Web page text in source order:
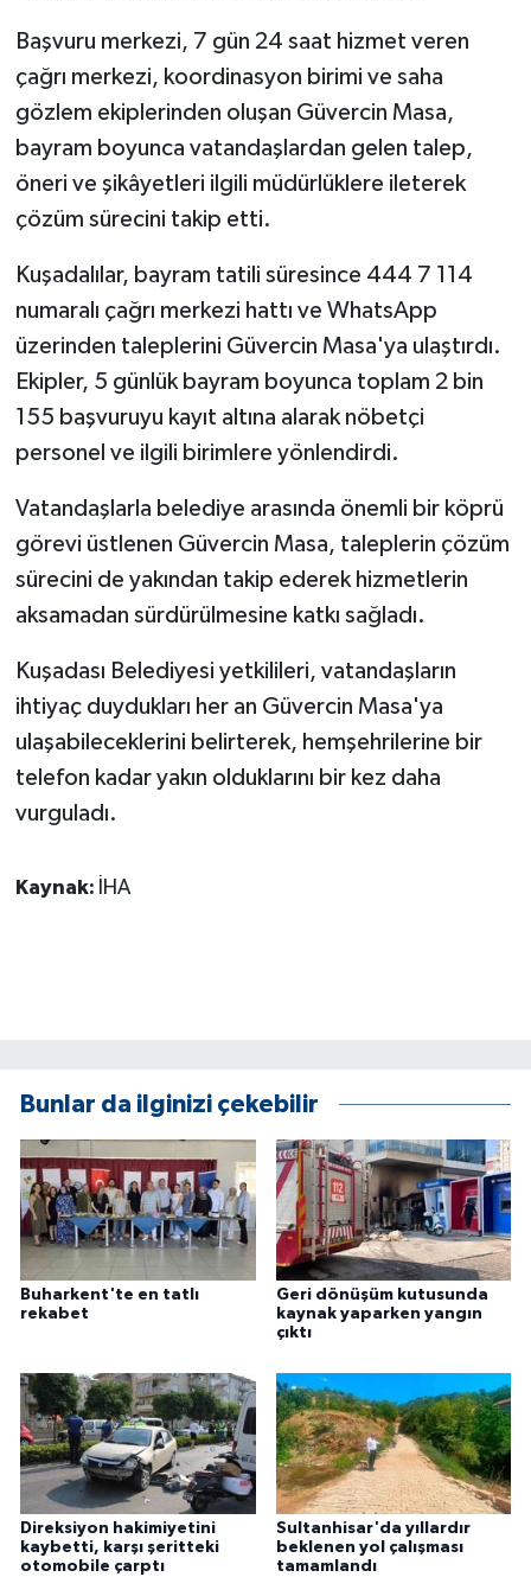
Başvuru merkezi, 7 gün 24 saat hizmet veren
çağrı merkezi, koordinasyon birimi ve saha
gözlem ekiplerinden oluşan Güvercin Masa,
bayram boyunca vatandaşlardan gelen talep,
öneri ve şikâyetleri ilgili müdürlüklere ileterek
çözüm sürecini takip etti.
Kuşadalılar, bayram tatili süresince 444 7 114
numaralı çağrı merkezi hattı ve WhatsApp
üzerinden taleplerini Güvercin Masa'ya ulaştırdı.
Ekipler, 5 günlük bayram boyunca toplam 2 bin
155 başvuruyu kayıt altına alarak nöbetçi
personel ve ilgili birimlere yönlendirdi.
Vatandaşlarla belediye arasında önemli bir köprü
görevi üstlenen Güvercin Masa, taleplerin çözüm
sürecini de yakından takip ederek hizmetlerin
aksamadan sürdürülmesine katkı sağladı.
Kuşadası Belediyesi yetkilileri, vatandaşların
ihtiyaç duydukları her an Güvercin Masa'ya
ulaşabileceklerini belirterek, hemşehrilerine bir
telefon kadar yakın olduklarını bir kez daha
vurguladı.
Kaynak: İHA
Bunlar da ilginizi çekebilir
Buharkent'te en tatlı
rekabet
Geri dönüşüm kutusunda
kaynak yaparken yangın
çıktı
Direksiyon hakimiyetini
kaybetti, karşı şeritteki
otomobile çarptı
Sultanhisar'da yıllardır
beklenen yol çalışması
tamamlandı
Jandarma
Kadın
KÜLTÜR SANAT
MAGAZİN
Otomobil
POLİTİKA
Sağlık
SPOR HABERLERİ
TEKNOLOJİ
ÜLKE GÜNDEMİ
YAŞAM
Yerel Haberler